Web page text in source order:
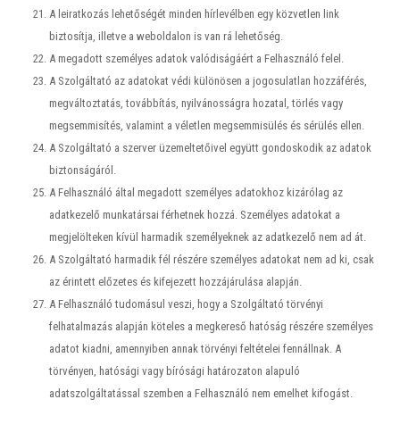
A leiratkozás lehetőségét minden hírlevélben egy közvetlen link
biztosítja, illetve a weboldalon is van rá lehetőség.
A megadott személyes adatok valódiságáért a Felhasználó felel.
A Szolgáltató az adatokat védi különösen a jogosulatlan hozzáférés,
megváltoztatás, továbbítás, nyilvánosságra hozatal, törlés vagy
megsemmisítés, valamint a véletlen megsemmisülés és sérülés ellen.
A Szolgáltató a szerver üzemeltetőivel együtt gondoskodik az adatok
biztonságáról.
A Felhasználó által megadott személyes adatokhoz kizárólag az
adatkezelő munkatársai férhetnek hozzá. Személyes adatokat a
megjelölteken kívül harmadik személyeknek az adatkezelő nem ad át.
A Szolgáltató harmadik fél részére személyes adatokat nem ad ki, csak
az érintett előzetes és kifejezett hozzájárulása alapján.
A Felhasználó tudomásul veszi, hogy a Szolgáltató törvényi
felhatalmazás alapján köteles a megkereső hatóság részére személyes
adatot kiadni, amennyiben annak törvényi feltételei fennállnak. A
törvényen, hatósági vagy bírósági határozaton alapuló
adatszolgáltatással szemben a Felhasználó nem emelhet kifogást.